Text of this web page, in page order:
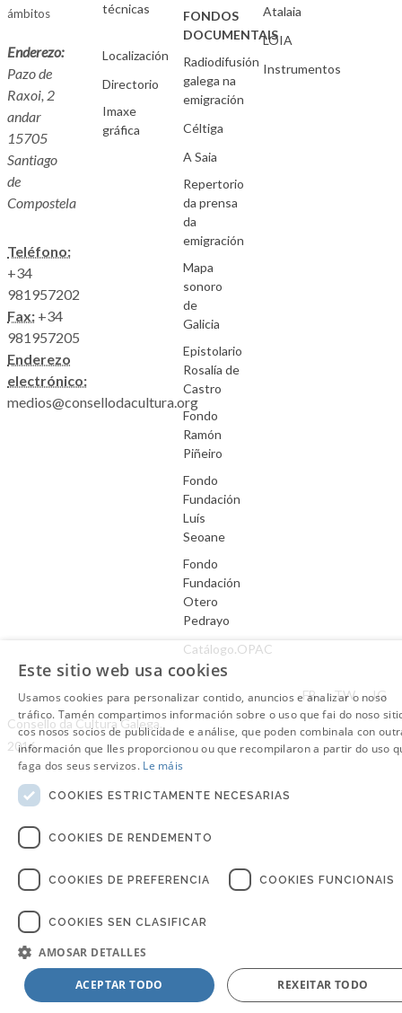
ámbitos
Enderezo:
Pazo de
Raxoi, 2
andar
15705
Santiago
de
Compostela
Teléfono:
+34
981957202
Fax: +34
981957205
Enderezo
electrónico:
medios@consellodacultura.org
técnicas
Localización
Directorio
Imaxe
gráfica
FONDOS
DOCUMENTAIS
Radiodifusión
galega na
emigración
Céltiga
A Saia
Repertorio
da prensa
da
emigración
Mapa
sonoro
de
Galicia
Epistolario
Rosalía de
Castro
Fondo
Ramón
Piñeiro
Fondo
Fundación
Luís
Seoane
Fondo
Fundación
Otero
Pedrayo
Catálogo.OPAC
Atalaia
LOIA
Instrumentos
Aviso Legal
Consello da Cultura Galega.
2016
FB TW IG
Este sitio web usa cookies
Usamos cookies para personalizar contido, anuncios e analizar o noso
tráfico. Tamén compartimos información sobre o uso que fai do noso
cos nosos socios de publicidade e análise, que poden combinala con
información que lles proporcionou ou que recompilaron a partir do uso
faga dos seus servizos. Le máis
COOKIES ESTRICTAMENTE NECESARIAS
COOKIES DE RENDEMENTO
COOKIES DE PREFERENCIA COOKIES FUNCIONAIS
COOKIES SEN CLASIFICAR
AMOSAR DETALLES
ACEPTAR TODO REXEITAR TODO